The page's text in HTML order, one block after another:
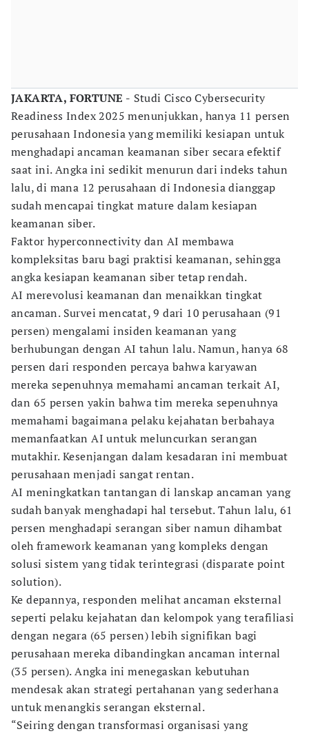
JAKARTA, FORTUNE - Studi Cisco Cybersecurity
Readiness Index 2025 menunjukkan, hanya 11 persen
perusahaan Indonesia yang memiliki kesiapan untuk
menghadapi ancaman keamanan siber secara efektif
saat ini. Angka ini sedikit menurun dari indeks tahun
lalu, di mana 12 perusahaan di Indonesia dianggap
sudah mencapai tingkat mature dalam kesiapan
keamanan siber.
Faktor hyperconnectivity dan AI membawa
kompleksitas baru bagi praktisi keamanan, sehingga
angka kesiapan keamanan siber tetap rendah.
AI merevolusi keamanan dan menaikkan tingkat
ancaman. Survei mencatat, 9 dari 10 perusahaan (91
persen) mengalami insiden keamanan yang
berhubungan dengan AI tahun lalu. Namun, hanya 68
persen dari responden percaya bahwa karyawan
mereka sepenuhnya memahami ancaman terkait AI,
dan 65 persen yakin bahwa tim mereka sepenuhnya
memahami bagaimana pelaku kejahatan berbahaya
memanfaatkan AI untuk meluncurkan serangan
mutakhir. Kesenjangan dalam kesadaran ini membuat
perusahaan menjadi sangat rentan.
AI meningkatkan tantangan di lanskap ancaman yang
sudah banyak menghadapi hal tersebut. Tahun lalu, 61
persen menghadapi serangan siber namun dihambat
oleh framework keamanan yang kompleks dengan
solusi sistem yang tidak terintegrasi (disparate point
solution).
Ke depannya, responden melihat ancaman eksternal
seperti pelaku kejahatan dan kelompok yang terafiliasi
dengan negara (65 persen) lebih signifikan bagi
perusahaan mereka dibandingkan ancaman internal
(35 persen). Angka ini menegaskan kebutuhan
mendesak akan strategi pertahanan yang sederhana
untuk menangkis serangan eksternal.
“Seiring dengan transformasi organisasi yang